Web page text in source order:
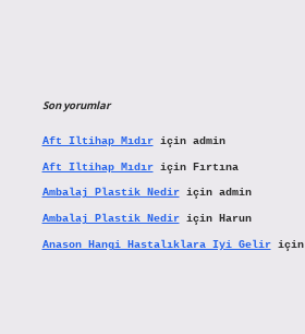
Son yorumlar
Aft Iltihap Mıdıriçin admin
Aft Iltihap Mıdıriçin Fırtına
Ambalaj Plastik Nediriçin admin
Ambalaj Plastik Nediriçin Harun
Anason Hangi Hastalıklara Iyi Geliriçin